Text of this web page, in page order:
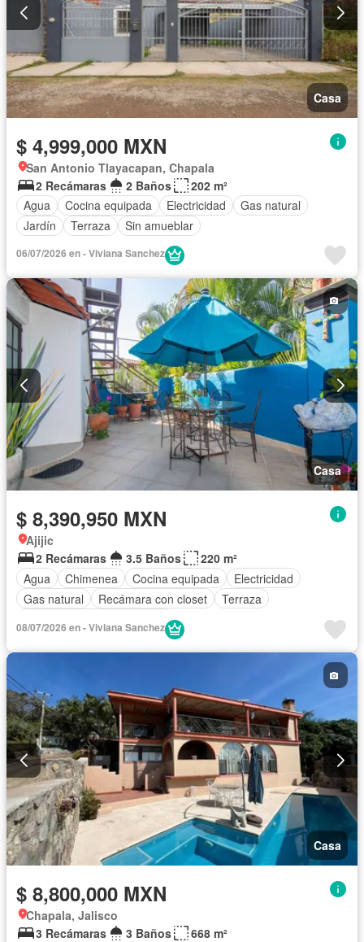
Casa
$ 4,999,000 MXN
San Antonio Tlayacapan, Chapala
2 Recámaras
2 Baños
202 m²
Agua
Cocina equipada Electricidad
Gas natural
Jardín
Terraza Sin amueblar
06/07/2026 en - Viviana Sanchez
Casa
$ 8,390,950 MXN
Ajijic
2 Recámaras
3.5 Baños
220 m²
Agua
Chimenea Cocina equipada
Electricidad
Gas natural
Recámara con closet
Terraza
08/07/2026 en - Viviana Sanchez
Casa
$ 8,800,000 MXN
Chapala, Jalisco
3 Recámaras
3 Baños
668 m²